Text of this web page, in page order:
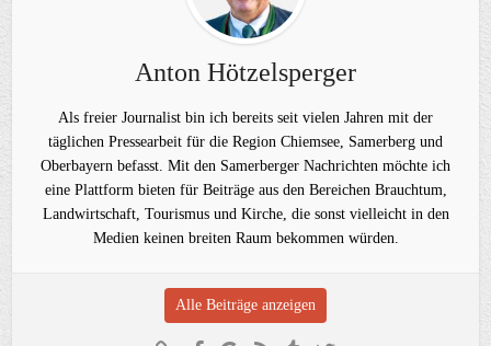
Anton Hötzelsperger
Als freier Journalist bin ich bereits seit vielen Jahren mit der
täglichen Pressearbeit für die Region Chiemsee, Samerberg und
Oberbayern befasst. Mit den Samerberger Nachrichten möchte ich
eine Plattform bieten für Beiträge aus den Bereichen Brauchtum,
Landwirtschaft, Tourismus und Kirche, die sonst vielleicht in den
Medien keinen breiten Raum bekommen würden.
Alle Beiträge anzeigen